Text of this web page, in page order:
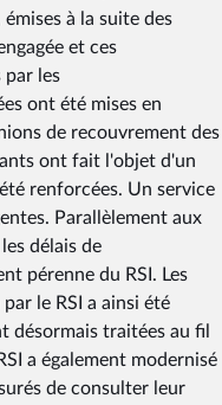
à la suite des
et ces
par les
ont été mises en
de recouvrement des
ont fait l'objet d'un
renforcées. Un service
Parallèlement aux
délais de
pérenne du RSI. Les
le RSI a ainsi été
désormais traitées au fil
a également modernisé
de consulter leur